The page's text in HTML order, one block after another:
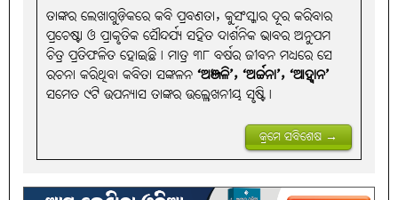
ତାଙ୍କର ଲେଖାଗୁଡ଼ିକରେ କବି ପ୍ରବଣତା, କୁସଂସ୍କାର ଦୂର କରିବାର
ପ୍ରଚେଷ୍ଟା ଓ ପ୍ରାକୃତିକ ସୌନ୍ଦର୍ଯ୍ୟ ସହିତ ଦାର୍ଶନିକ ଭାବର ଅନୁପମ
ଚିତ୍ର ପ୍ରତିଫଳିତ ହୋଇଛି। ମାତ୍ର ୩୮ ବର୍ଷର ଜୀବନ ମଧ୍ୟରେ ସେ
ରଚନା କରିଥିବା କବିତା ସଙ୍କଳନ‘ଅଞ୍ଜଳି’, ‘ଅର୍ଚ୍ଚନା’, ‘ଆହ୍ବାନ’
ସମେତ ୯ଟି ଉପନ୍ୟାସ ତାଙ୍କର ଉଲ୍ଲେଖନୀୟ ସୃଷ୍ଟି।
କ୍ରମେ ସବିଶେଷ →